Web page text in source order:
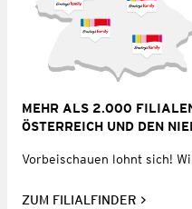
MEHR ALS 2.000
ÖSTERREICH UND DEN
Vorbeischauen lohnt sich!
ZUM FILIALFINDER